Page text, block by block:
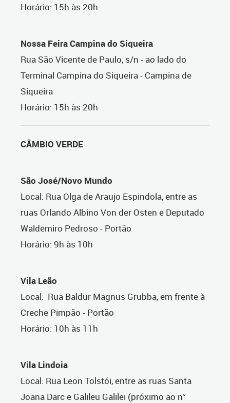
Horário: 15h às 20h
Nossa Feira Campina do Siqueira
Rua São Vicente de Paulo, s/n - ao lado do
Terminal Campina do Siqueira - Campina de
Siqueira
Horário: 15h às 20h
CÂMBIO VERDE
São José/Novo Mundo
Local: Rua Olga de Araujo Espindola, entre as
ruas Orlando Albino Von der Osten e Deputado
Waldemiro Pedroso - Portão
Horário: 9h às 10h
Vila Leão
Local: Rua Baldur Magnus Grubba, em frente à
Creche Pimpão - Portão
Horário: 10h às 11h
Vila Lindoia
Local: Rua Leon Tolstói, entre as ruas Santa
Joana Darc e Galileu Galilei (próximo ao n°